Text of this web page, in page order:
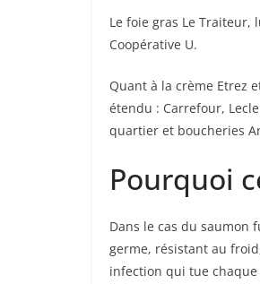
Le foie gras Le
Coopérative U.
Quant à la crème Etrez
étendu : Carrefour,
quartier et boucheries
Pourquoi
Dans le cas du saumon
germe, résistant au
infection qui tue chaque